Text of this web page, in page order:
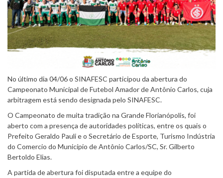
No último dia 04/06 o SINAFESC participou da abertura do
Campeonato Municipal de Futebol Amador de Antônio Carlos, cuja
arbitragem está sendo designada pelo SINAFESC.
O Campeonato de muita tradição na Grande Florianópolis, foi
aberto com a presença de autoridades políticas, entre os quais o
Prefeito Geraldo Pauli e o Secretário de Esporte, Turismo Indústria
do Comercio do Município de Antônio Carlos/SC, Sr. Gilberto
Bertoldo Elias.
A partida de abertura foi disputada entre a equipe do